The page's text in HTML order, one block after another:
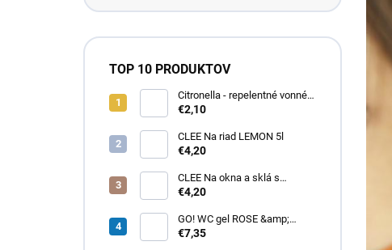
TOP 10 PRODUKTOV
Citronella - repelentné vonné
tyčinky 40ks + stojan
€2,10
CLEE Na riad LEMON 5l
€4,20
CLEE Na okna a sklá s
alkoholom 5L
€4,20
GO! WC gel ROSE &amp;
MAGNOLIA 5l červený
€7,35